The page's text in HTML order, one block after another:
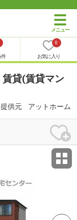
件
0
お気に入り
貸(賃貸マン
供元 アットホーム